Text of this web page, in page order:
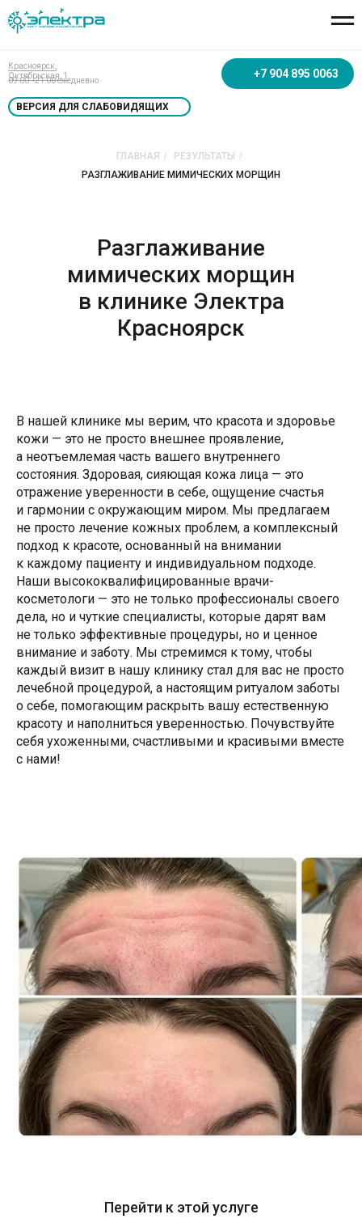
09:00 - 21:00 ежедневно
Красноярск,
Октябрьская, 1.
+7 904 895 0063
ВЕРСИЯ ДЛЯ СЛАБОВИДЯЩИХ
ГЛАВНАЯ / РЕЗУЛЬТАТЫ /
РАЗГЛАЖИВАНИЕ МИМИЧЕСКИХ МОРЩИН
Разглаживание
мимических морщин
в клинике Электра
Красноярск
В нашей клинике мы верим, что красота и здоровье
кожи — это не просто внешнее проявление,
а неотъемлемая часть вашего внутреннего
состояния. Здоровая, сияющая кожа лица — это
отражение уверенности в себе, ощущение счастья
и гармонии с окружающим миром. Мы предлагаем
не просто лечение кожных проблем, а комплексный
подход к красоте, основанный на внимании
к каждому пациенту и индивидуальном подходе.
Наши высококвалифицированные врачи-
косметологи — это не только профессионалы своего
дела, но и чуткие специалисты, которые дарят вам
не только эффективные процедуры, но и ценное
внимание и заботу. Мы стремимся к тому, чтобы
каждый визит в нашу клинику стал для вас не просто
лечебной процедурой, а настоящим ритуалом заботы
о себе, помогающим раскрыть вашу естественную
красоту и наполниться уверенностью. Почувствуйте
себя ухоженными, счастливыми и красивыми вместе
с нами!
Перейти к этой услуге